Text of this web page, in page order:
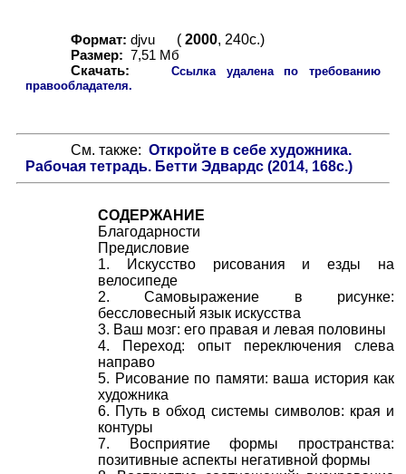
Формат: djvu ( 2000, 240с.)
Размер: 7,51 Мб
Скачать:
Ссылка удалена по требованию
правообладателя.
См. также: Откройте в себе художника.
Рабочая тетрадь. Бетти Эдвардс (2014, 168с.)
СОДЕРЖАНИЕ
Благодарности
Предисловие
1. Искусство рисования и езды на
велосипеде
2. Самовыражение в рисунке:
бессловесный язык искусства
3. Ваш мозг: его правая и левая половины
4. Переход: опыт переключения слева
направо
5. Рисование по памяти: ваша история как
художника
6. Путь в обход системы символов: края и
контуры
7. Восприятие формы пространства:
позитивные аспекты негативной формы